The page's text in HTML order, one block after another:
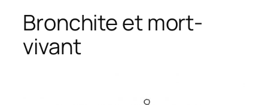
Bronchite et mort-
vivant